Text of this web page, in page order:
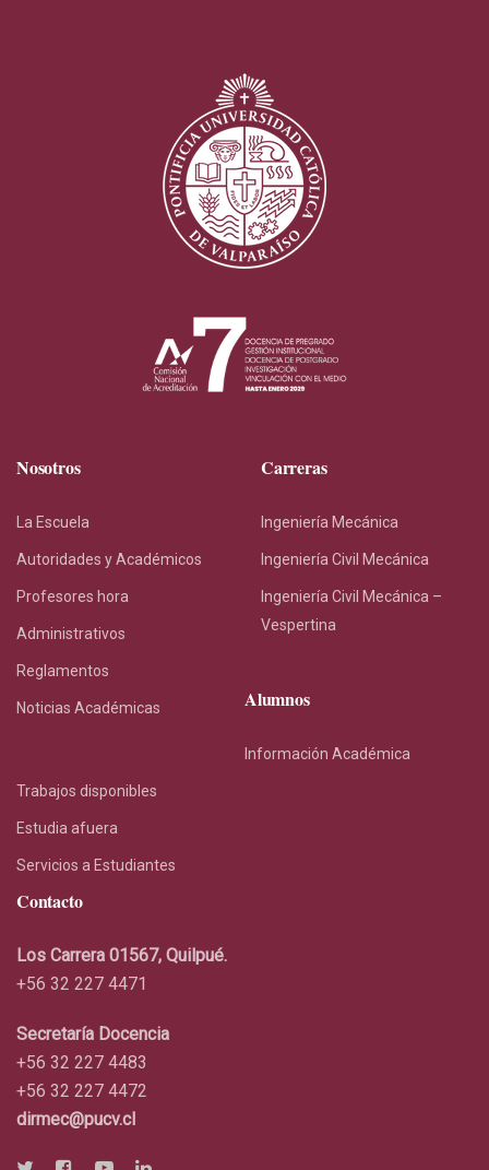
Nosotros
La Escuela
Autoridades y Académicos
Profesores hora
Administrativos
Reglamentos
Noticias Académicas
Carreras
Ingeniería Mecánica
Ingeniería Civil Mecánica
Ingeniería Civil Mecánica –
Vespertina
Alumnos
Información Académica
Trabajos disponibles
Estudia afuera
Servicios a Estudiantes
Contacto
Los Carrera 01567, Quilpué.
+56 32 227 4471
Secretaría Docencia
+56 32 227 4483
+56 32 227 4472
dirmec@pucv.cl